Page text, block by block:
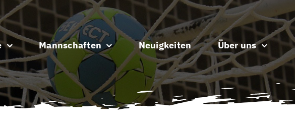
Mannschaften Neuigkeiten Über uns